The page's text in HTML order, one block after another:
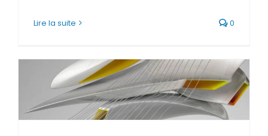
Lire la suite 0